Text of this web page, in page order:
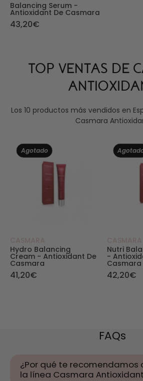
Balancing Serum -
Antioxidant De Casmara
43,20€
TOP VENTAS DE
Los 10 productos más vendidos en
Casmara
Hydro Balancing
Agotado
Hydro Balancing
Cream - Antioxidant De
Casmara
41,20€
Nutri
-
Casmara
42,20€
FAQs
¿Por qué te recomendamos
la línea Casmara